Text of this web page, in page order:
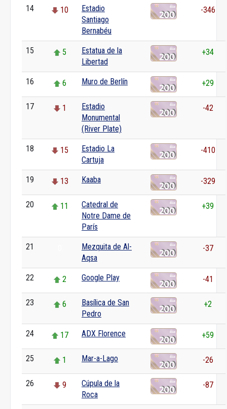
14 10
Estadio
Santiago
Bernabéu
-346
15 5
Estatua de la
Libertad
+34
16 6 Muro de Berlín +29
17 1
Estadio
Monumental
(River Plate)
-42
18 15
Estadio La
Cartuja
-410
19 13 Kaaba -329
20 11
Catedral de
Notre Dame de
París
+39
21
Mezquita de Al-
Aqsa
-37
22 2 Google Play -41
23 6
Basílica de San
Pedro
+2
24 17 ADX Florence +59
25 1 Mar-a-Lago -26
26 9
Cúpula de la
Roca
-87